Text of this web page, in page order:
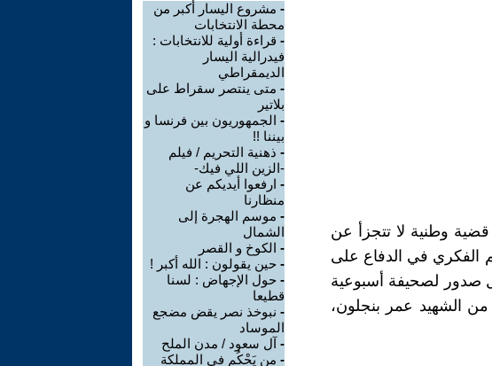
قضية وطنية لا تتجزأ عن
الفكري في الدفاع على
صدور لصحيفة أسبوعية
الشهيد عمر بنجلون،
- مشروع اليسار أكبر من
محطة الانتخابات
- قراءة أولية للانتخابات :
فيدرالية اليسار
الديمقراطي
- متى ينتصر سقراط على
بلاتير
- الجمهوريون بين فرنسا و
بيننا !!
- ذهنية التحريم / فيلم
-الزين اللي فيك-
- ارفعوا أيديكم عن
منظارنا
- موسم الهجرة إلى
الشمال
- الكوخ و القصر
- حين يقولون : الله أكبر !
- حول الإجهاض : لسنا
قطيعا
- نبوخذ نصر يقض مضجع
الموساد
- آل سعود / مدن الملح
- من يَحْكُم في المملكة